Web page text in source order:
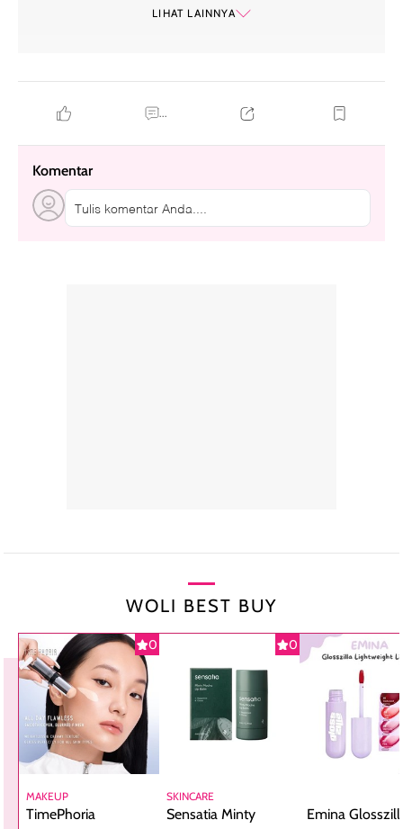
LIHAT LAINNYA
...
Komentar
Tulis komentar Anda....
WOLI BEST BUY
0
MAKEUP
TimePhoria
0
SKINCARE
Sensatia Minty
Emina